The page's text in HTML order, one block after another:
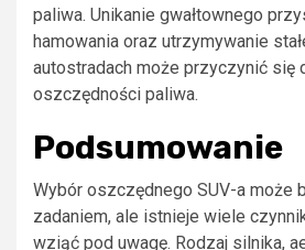
paliwa. Unikanie gwałtownego
hamowania oraz utrzymywanie
autostradach może przyczynić się
oszczędności paliwa.
Podsumowanie
Wybór oszczędnego SUV-a może
zadaniem, ale istnieje wiele
wziąć pod uwagę. Rodzaj silnika,